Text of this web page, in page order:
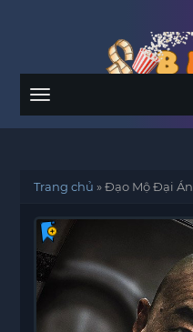
Menu
Trang chủ »Đạo Mộ Đại Án